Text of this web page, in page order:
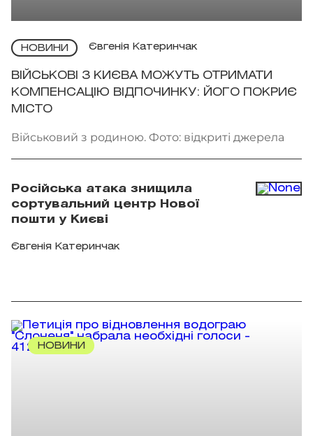
НОВИНИ Євгенія Катеринчак
ВІЙСЬКОВІ З КИЄВА МОЖУТЬ ОТРИМАТИ
КОМПЕНСАЦІЮ ВІДПОЧИНКУ: ЙОГО ПОКРИЄ
МІСТО
Військовий з родиною. Фото: відкриті джерела
Російська атака знищила
сортувальний центр Нової
пошти у Києві
Євгенія Катеринчак
НОВИНИ